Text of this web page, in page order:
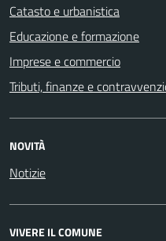
Catasto e urbanistica
Educazione e formazione
Imprese e commercio
Tributi, finanze e
NOVITÀ
Notizie
VIVERE IL COMUNE